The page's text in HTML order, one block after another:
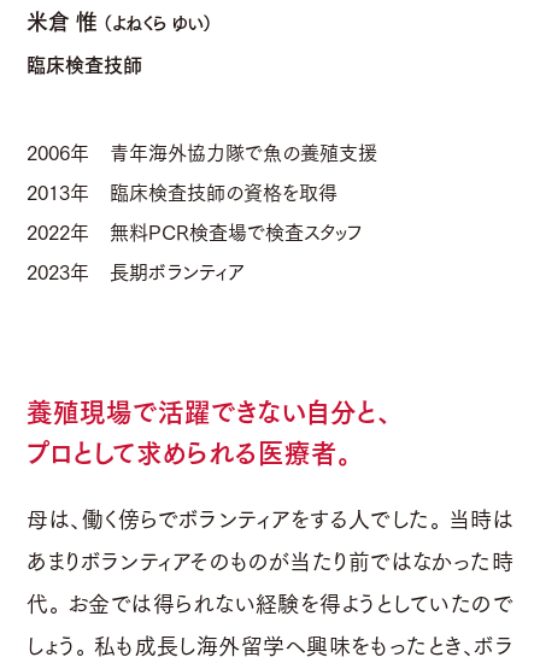
米倉 惟 （よねくら ゆい）
臨床検査技師
2006年
青年海外協力隊で魚の養殖支援
2013年
臨床検査技師の資格を取得
2022年
無料PCR検査場で検査スタッフ
2023年
長期ボランティア
養殖現場で活躍できない自分と、
プロとして求められる医療者。
母は、働く傍らでボランティアをする人でした。 当時は
あまりボランティアそのものが当たり前ではなかった時
代。 お金では得られない経験を得ようとしていたので
しょう。 私も成長し海外留学へ興味をもったとき、ボラ